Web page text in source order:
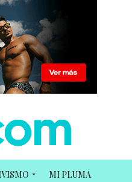
MI PLUMA